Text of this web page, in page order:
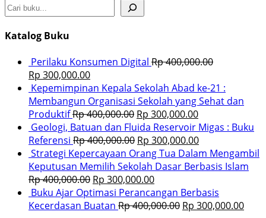
Katalog Buku
Perilaku Konsumen Digital Rp400,000.00
Rp 300,000.00
Kepemimpinan Kepala Sekolah Abad ke-21 :
Membangun Organisasi Sekolah yang Sehat dan
ProduktifRp400,000.00 Rp 300,000.00
Geologi, Batuan dan Fluida Reservoir Migas : Buku
Referensi Rp400,000.00 Rp 300,000.00
Strategi Kepercayaan Orang Tua Dalam Mengambil
Keputusan Memilih Sekolah Dasar Berbasis Islam
Rp400,000.00 Rp 300,000.00
Buku Ajar Optimasi Perancangan Berbasis
Kecerdasan Buatan Rp400,000.00 Rp 300,000.00